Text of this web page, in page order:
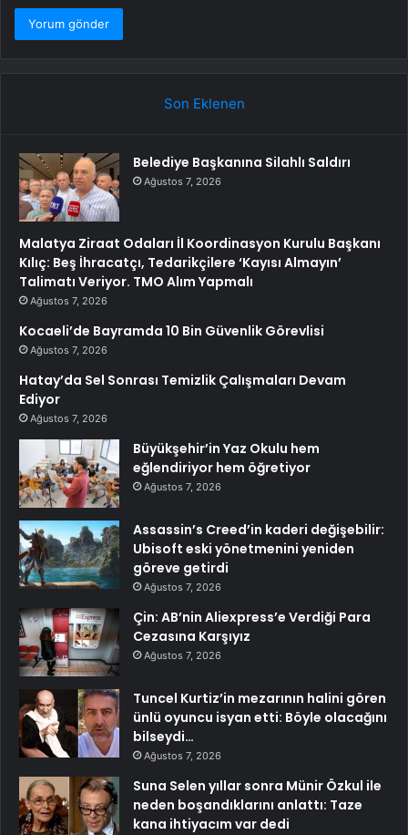
Son Eklenen
Belediye Başkanına Silahlı Saldırı
Ağustos 7, 2026
Malatya Ziraat Odaları İl Koordinasyon Kurulu Başkanı
Kılıç: Beş İhracatçı, Tedarikçilere ‘Kayısı Almayın’
Talimatı Veriyor. TMO Alım Yapmalı
Ağustos 7, 2026
Kocaeli’de Bayramda 10 Bin Güvenlik Görevlisi
Ağustos 7, 2026
Hatay’da Sel Sonrası Temizlik Çalışmaları Devam
Ediyor
Ağustos 7, 2026
Büyükşehir’in Yaz Okulu hem
eğlendiriyor hem öğretiyor
Ağustos 7, 2026
Assassin’s Creed’in kaderi değişebilir:
Ubisoft eski yönetmenini yeniden
göreve getirdi
Ağustos 7, 2026
Çin: AB’nin Aliexpress’e Verdiği Para
Cezasına Karşıyız
Ağustos 7, 2026
Tuncel Kurtiz’in mezarının halini gören
ünlü oyuncu isyan etti: Böyle olacağını
bilseydi…
Ağustos 7, 2026
Suna Selen yıllar sonra Münir Özkul ile
neden boşandıklarını anlattı: Taze
kana ihtiyacım var dedi